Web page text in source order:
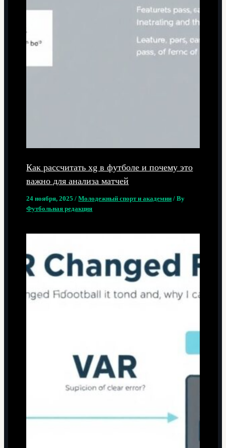
Как рассчитать xg в футболе и почему это
важно для анализа матчей
24 ноября, 2025/Молодежный спорт и академии / By
Футбольная редакция